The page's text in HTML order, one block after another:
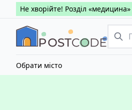
Не хворійте! Розділ
Обрати місто